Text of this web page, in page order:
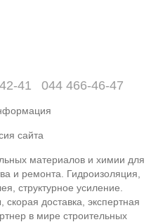
41 044 466-46-47
сайта
материалов и химии для
и ремонта. Гидроизоляция,
структурное усиление.
доставка, экспертная
в мире строительных